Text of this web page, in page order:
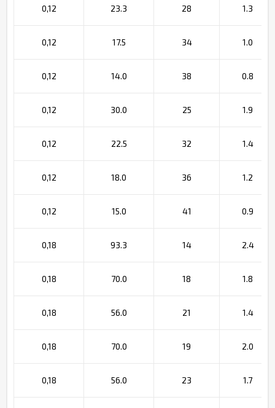
0,12 23.3 28 1.3
0,12 17.5 34 1.0
0,12 14.0 38 0.8
0,12 30.0 25 1.9
0,12 22.5 32 1.4
0,12 18.0 36 1.2
0,12 15.0 41 0.9
0,18 93.3 14 2.4
0,18 70.0 18 1.8
0,18 56.0 21 1.4
0,18 70.0 19 2.0
0,18 56.0 23 1.7